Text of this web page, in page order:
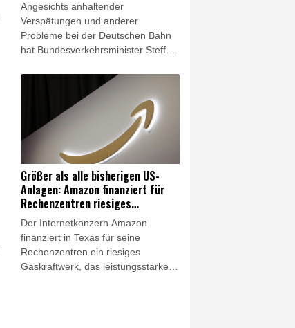
Angesichts anhaltender
Verspätungen und anderer
Probleme bei der Deutschen Bahn
hat Bundesverkehrsminister Steffen
Führungsebene des Konzerns
erhöht und Konsequenzen bei den
Vorstandsgehältern angekündigt.
"Es wird sich konkret auf die
Bonuszahlungen von Bahn-
Managern auswirken, wenn die
Ziele, die der Bund vorgibt, nicht
eingehalten werden", sagte Bilger
der "Bild am Sonntag".
Größer als alle bisherigen US-
Anlagen: Amazon finanziert für
Rechenzentren riesiges
Gaskraftwerk
Der Internetkonzern Amazon
finanziert in Texas für seine
Rechenzentren ein riesiges
Gaskraftwerk, das leistungsstärker